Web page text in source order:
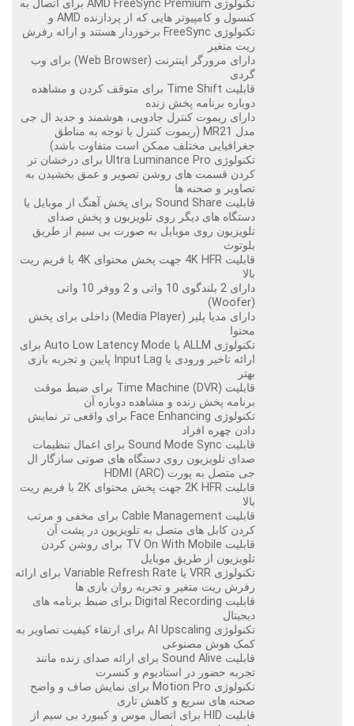
تکنولوژی AMD FreeSync Premium برای اتصال به
کنسول و کامپیوتر هایی که از پردازنده AMD و
تکنولوژی FreeSync برخوردار هستند و ارائه رفرش
ریت متغیر
دارای مرورگر اینترنت (Web Browser) برای وب
گردی
قابلیت Time Shift برای متوقف کردن و مشاهده
دوباره برنامه پخش زنده
دارای ریموت کنترل جادویی، هوشمند و جدید ال جی
مدل MR21 (ریموت کنترل با توجه به مناطق
جغرافیایی مختلف ممکن است متفاوت باشد)
تکنولوژی Ultra Luminance Pro برای درخشان تر
کردن قسمت های روشن تصویر و عمق بخشیدن به
تصاویر و صحنه ها
قابلیت Sound Share برای پخش آهنگ از موبایل یا
دستگاه های دیگر روی تلویزیون و پخش صدای
تلویزیون روی موبایل به صورت بی سیم از طریق
بلوتوث
قابلیت 4K HFR جهت پخش محتوای 4K با فریم ریت
بالا
دارای 2 بلندگوی 10 واتی و 2 ووفر 10 واتی
(Woofer)
دارای مدیا پلیر (Media Player) داخلی برای پخش
محتوا
تکنولوژی ALLM یا Auto Low Latency Mode برای
ارائه تاخیر ورودی یا Input Lag پایین و تجربه بازی
بهتر
قابلیت Time Machine (DVR) برای ضبط موقت
برنامه پخش زنده و مشاهده دوباره آن
تکنولوژی Face Enhancing برای واقعی تر نمایش
دادن چهره افراد
قابلیت Sound Mode Sync برای اعمال تنظیمات
صدای تلویزیون روی دستگاه های صوتی سازگار ال
جی متصل به پورت HDMI (ARC)
قابلیت 2K HFR جهت پخش محتوای 2K با فریم ریت
بالا
قابلیت Cable Management برای مخفی و مرتب
کردن کابل های متصل به تلویزیون در پشت آن
قابلیت TV On With Mobile برای روشن کردن
تلویزیون از طریق موبایل
تکنولوژی VRR یا Variable Refresh Rate برای ارائه
رفرش ریت متغیر و تجربه روان بازی ها
قابلیت Digital Recording برای ضبط برنامه های
دیجیتال
تکنولوژی AI Upscaling برای ارتقاء کیفیت تصاویر به
کمک هوش مصنوعی
قابلیت Sound Alive برای ارائه صدای زنده مانند
تجربه حضور در استادیوم و کنسرت
تکنولوژی Motion Pro برای نمایش صاف و واضح
صحنه های سریع و کاهش تاری
قابلیت HID برای اتصال موس و کیبورد بی سیم از